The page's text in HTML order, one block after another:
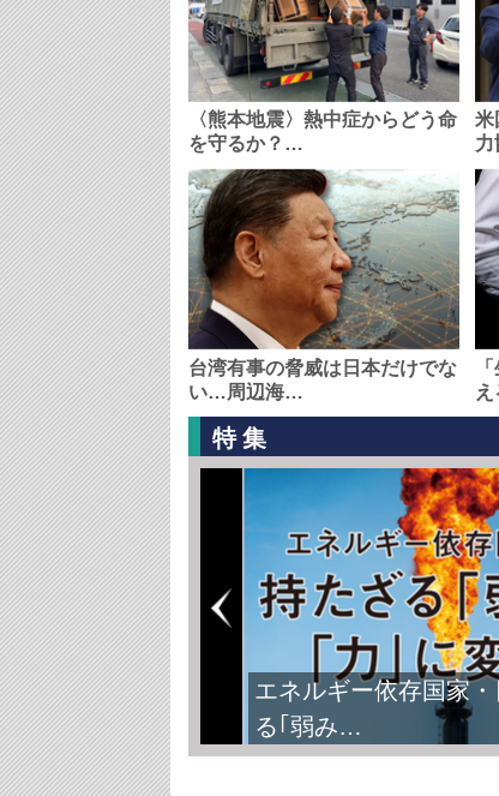
〈熊本地震〉熱中症からどう命
を守るか？…
米
台湾有事の脅威は日本だけでな
い…周辺海…
特集
エネルギー依存国家
る｢弱み…